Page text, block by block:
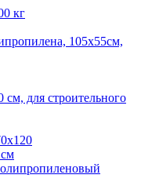
кг
105х55см,
для строительного